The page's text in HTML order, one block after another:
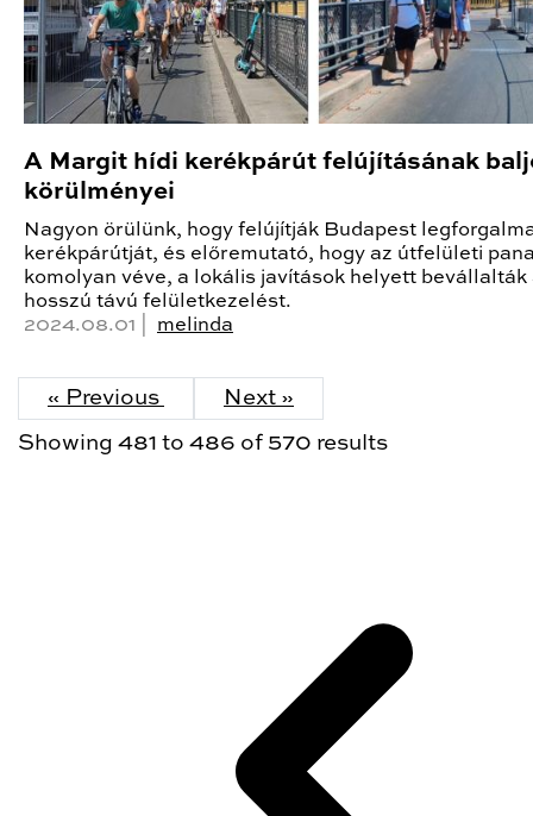
A Margit hídi kerékpárút felújításának
körülményei
Nagyon örülünk, hogy felújítják Budapest
kerékpárútját, és előremutató, hogy az útfelületi
komolyan véve, a lokális javítások helyett bevállalták
hosszú távú felületkezelést.
2024.08.01 | melinda
« Previous Next »
Showing 481 to 486 of 570 results